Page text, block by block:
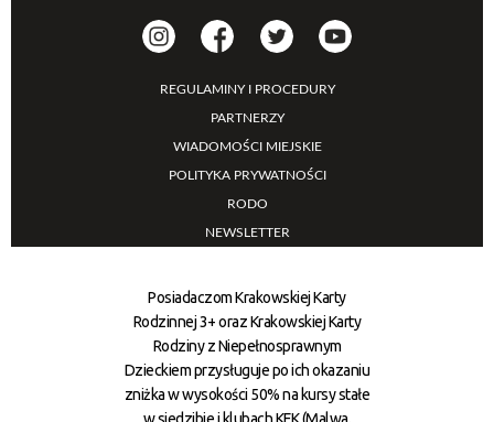
REGULAMINY I PROCEDURY
PARTNERZY
WIADOMOŚCI MIEJSKIE
POLITYKA PRYWATNOŚCI
RODO
NEWSLETTER
Posiadaczom Krakowskiej Karty
Rodzinnej 3+ oraz Krakowskiej Karty
Rodziny z Niepełnosprawnym
Dzieckiem przysługuje po ich okazaniu
zniżka w wysokości 50% na kursy stałe
w siedzibie i klubach KFK (Malwa,